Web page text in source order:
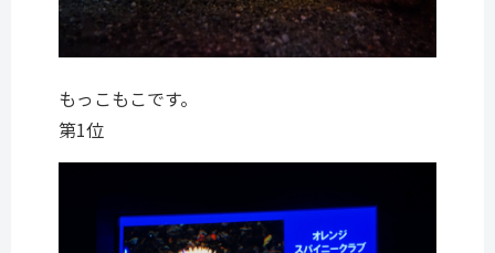
もっこもこです。
第1位